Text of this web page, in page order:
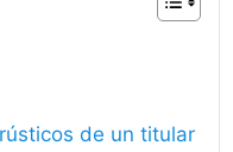
de un titular